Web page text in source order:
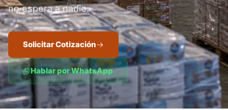
no espera a nadie.
Solicitar Cotización
Hablar por WhatsApp